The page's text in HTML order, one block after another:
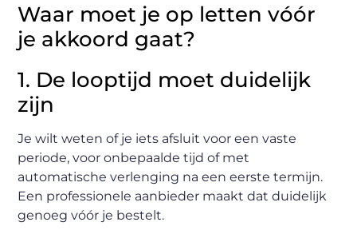
Waar moet je op letten vóór
je akkoord gaat?
1. De looptijd moet duidelijk
zijn
Je wilt weten of je iets afsluit voor een vaste
periode, voor onbepaalde tijd of met
automatische verlenging na een eerste termijn.
Een professionele aanbieder maakt dat duidelijk
genoeg vóór je bestelt.